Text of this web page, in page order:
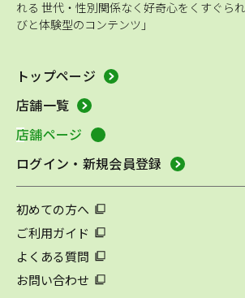
れる 世代・性別関係なく好奇心をくすぐら
びと体験型のコンテンツ」
トップページ
店舗一覧
店舗ページ
ログイン・新規会員登録
初めての方へ
ご利用ガイド
よくある質問
お問い合わせ